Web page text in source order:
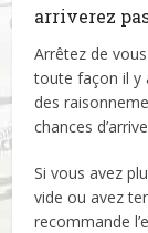
arriverez
Arrêtez de
toute façon il y
des
chances
Si vous avez
vide ou avez
recommande